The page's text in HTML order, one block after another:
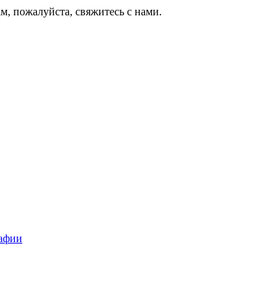
пожалуйста, свяжитесь с нами.